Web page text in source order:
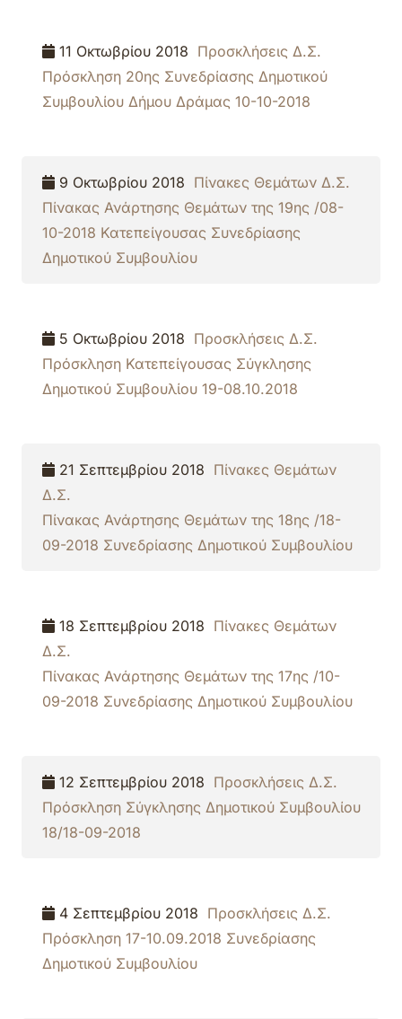
11 Οκτωβρίου 2018 Προσκλήσεις Δ.Σ.
Πρόσκληση 20ης Συνεδρίασης Δημοτικού
Συμβουλίου Δήμου Δράμας 10-10-2018
9 Οκτωβρίου 2018 Πίνακες Θεμάτων Δ.Σ.
Πίνακας Ανάρτησης Θεμάτων της 19ης /08-
10-2018 Κατεπείγουσας Συνεδρίασης
Δημοτικού Συμβουλίου
5 Οκτωβρίου 2018 Προσκλήσεις Δ.Σ.
Πρόσκληση Κατεπείγουσας Σύγκλησης
Δημοτικού Συμβουλίου 19-08.10.2018
21 Σεπτεμβρίου 2018 Πίνακες Θεμάτων
Δ.Σ.
Πίνακας Ανάρτησης Θεμάτων της 18ης /18-
09-2018 Συνεδρίασης Δημοτικού Συμβουλίου
18 Σεπτεμβρίου 2018 Πίνακες Θεμάτων
Δ.Σ.
Πίνακας Ανάρτησης Θεμάτων της 17ης /10-
09-2018 Συνεδρίασης Δημοτικού Συμβουλίου
12 Σεπτεμβρίου 2018 Προσκλήσεις Δ.Σ.
Πρόσκληση Σύγκλησης Δημοτικού Συμβουλίου
18/18-09-2018
4 Σεπτεμβρίου 2018 Προσκλήσεις Δ.Σ.
Πρόσκληση 17-10.09.2018 Συνεδρίασης
Δημοτικού Συμβουλίου